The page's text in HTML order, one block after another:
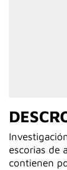
escorias de
contienen